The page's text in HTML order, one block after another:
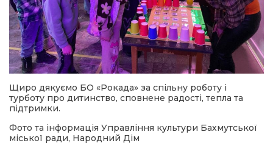
Щиро дякуємо БО «Рокада» за спільну роботу і
турботу про дитинство, сповнене радості, тепла та
підтримки.
Фото та інформація Управління культури Бахмутської
міської ради, Народний Дім